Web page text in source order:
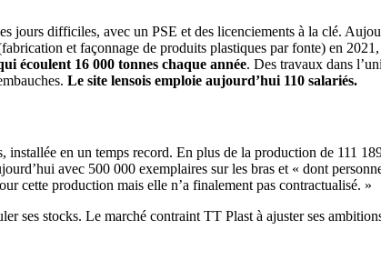
jours difficiles, avec un PSE et des licenciements à la clé.
et façonnage de produits plastiques par fonte) en
écoulent 16 000 tonnes chaque année. Des travaux dans
Le site lensois emploie aujourd’hui 110 salariés.
en un temps record. En plus de la production de 111
avec 500 000 exemplaires sur les bras et « dont
cette production mais elle n’a finalement pas contractualisé. »
ses stocks. Le marché contraint TT Plast à ajuster ses